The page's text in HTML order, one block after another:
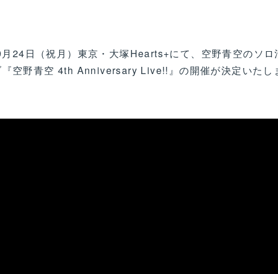
24日（祝月）東京・大塚Hearts+にて、空野青空のソロ
空野青空 4th Anniversary Live!!』の開催が決定いたし